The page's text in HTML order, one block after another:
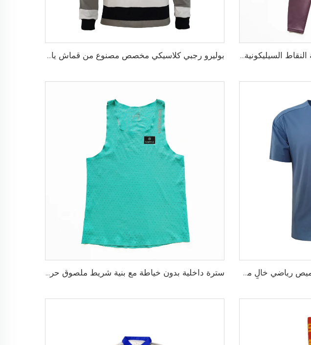
سراويل منافسة الفروسية بتقنية النقاط السيليكونية والتخصيص الكامل لنادي أو شعار شخصي بوليرو رجبي كلاسيكي مخصص مصنوع من قماش يام داي ثقيل الوزن بأكمام طويلة بتصميم رجعي للرجال
تيشيرت بدون خياطة مصمم كقميص رياضي خالٍ من الاحتكاك لتحقيق أقصى درجات الراحة والأداء سترة داخلية بدون خياطة مع بنية شريط ملصوق حراريًا ومقاس نحيف خالٍ من الاحتكاك حسب الطلب لتجربة رياضية فائقة بدون أي إلهاء